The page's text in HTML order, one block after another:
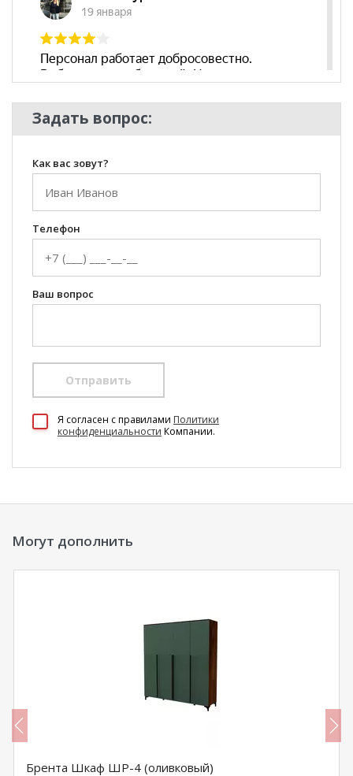
Стиль
Современный
Комната
Задать вопрос:
Как вас зовут?
Телефон
Ваш вопрос
Отправить
Я согласен c правилами Политики
конфиденциальности Компании.
Могут дополнить
Брента Шкаф ШР-4 (оливковый)